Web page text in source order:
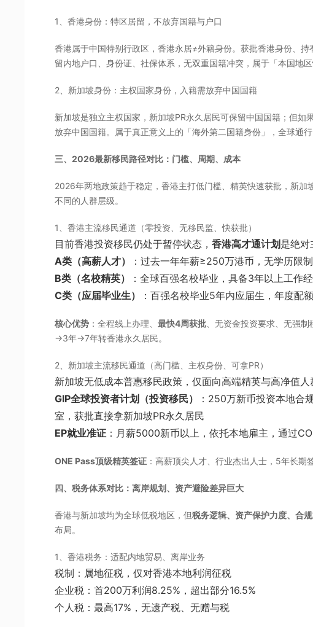
1、香港身份：特区居留，不放弃国籍与户口
香港属于中国特别行政区，香港永居≠外籍身份。获批香港身份、
留内地户口、身份证、社保体系，无双重国籍冲突，属于「本国地区
2、新加坡身份：主权国家身份，入籍需放弃中国国籍
新加坡是独立主权国家，新加坡PR永久居民可保留中国国籍；但如
放弃中国国籍。属于真正意义上的「海外第二国籍身份」，全球通行
三、2026最新移民路径对比：门槛、周期、成本
2026年两地政策趋于稳定，香港主打低门槛、精英快速获批，新加
不同的人群层级。
1、香港主流移民通道（零投资、无移民监、快获批）
目前香港投资移民仍处于暂停状态， 香港高才通计划是绝对
A类（高薪人才）
：过去一年年薪≥250万港币，无学历限
B类（名校精英）
：全球百强名校毕业，具备3年以上工作
C类（应届毕业生）
：百强名校毕业5年内应届生，年度配
核心优势 ：全程线上办理、 最快4周获批 、无资金投资要求、无强
→3年→7年转香港永久居民。
2、新加坡主流移民通道（高门槛、主权身份、可拿PR）
新加坡无低成本普惠移民政策，仅面向高端精英与高净值人
GIP全球投资者计划（投资移民）
：250万新币投资本地合
室，获批直接拿新加坡PR永久居民
EP就业准证 ：月薪5000新币以上，依托本地雇主，通过
ONE Pass顶级精英签证 ：高薪顶尖人才、行业杰出人士，5年长期
四、税务体系对比：离岸规划、资产避险差异巨大
香港与新加坡均为全球低税地区，但税务逻辑、资产保护力度、合
布局。
1、香港税务：适配内地贸易、离岸业务
税制：属地征税，仅对香港本地利润征税
企业税：首200万利润8.25%，超出部分16.5%
个人税：最高17%，无遗产税、无赠与税